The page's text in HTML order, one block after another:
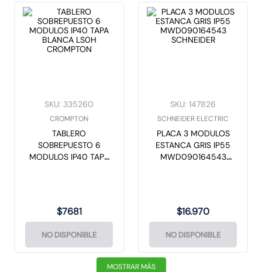
SKU: 335260
CROMPTON
TABLERO
SOBREPUESTO 6
MODULOS IP40 TAPA
$7681
NO DISPONIBLE
SKU: 147826
SCHNEIDER ELECTRIC
PLACA 3 MODULOS
ESTANCA GRIS IP55
MWD090164543
$16.970
NO DISPONIBLE
MOSTRAR MÁS